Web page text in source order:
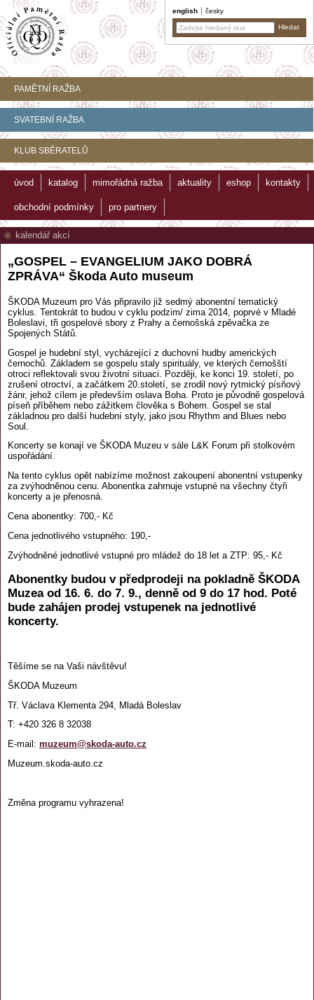
english česky
PAMĚTNÍ RAŽBA
SVATEBNÍ RAŽBA
KLUB SBĚRATELŮ
úvod katalog mimořádná ražba aktuality eshop kontakty
obchodní podmínky pro partnery
kalendář akcí
„GOSPEL – EVANGELIUM JAKO DOBRÁ
ZPRÁVA“ Škoda Auto museum
ŠKODA Muzeum pro Vás připravilo již sedmý abonentní tematický
cyklus. Tentokrát to budou v cyklu podzim/ zima 2014, poprvé v Mladé
Boleslavi, tři gospelové sbory z Prahy a černošská zpěvačka ze
Spojených Států.
Gospel je hudební styl, vycházející z duchovní hudby amerických
černochů. Základem se gospelu staly spirituály, ve kterých černošští
otroci reflektovali svou životní situaci. Později, ke konci 19. století, po
zrušení otroctví, a začátkem 20.století, se zrodil nový rytmický písňový
žánr, jehož cílem je především oslava Boha. Proto je původně gospelová
píseň příběhem nebo zážitkem člověka s Bohem. Gospel se stal
základnou pro další hudební styly, jako jsou Rhythm and Blues nebo
Soul.
Koncerty se konají ve ŠKODA Muzeu v sále L&K Forum při stolkovém
uspořádání.
Na tento cyklus opět nabízíme možnost zakoupení abonentní vstupenky
za zvýhodněnou cenu. Abonentka zahrnuje vstupné na všechny čtyři
koncerty a je přenosná.
Cena abonentky: 700,- Kč
Cena jednotlivého vstupného: 190,-
Zvýhodněné jednotlivé vstupné pro mládež do 18 let a ZTP: 95,- Kč
Abonentky budou v předprodeji na pokladně ŠKODA
Muzea od 16. 6. do 7. 9., denně od 9 do 17 hod. Poté
bude zahájen prodej vstupenek na jednotlivé
koncerty.
Těšíme se na Vaši návštěvu!
ŠKODA Muzeum
Tř. Václava Klementa 294, Mladá Boleslav
T: +420 326 8 32038
E-mail: muzeum@skoda-auto.cz
Muzeum.skoda-auto.cz
Změna programu vyhrazena!